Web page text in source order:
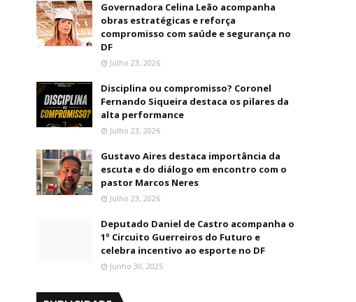
Governadora Celina Leão acompanha
obras estratégicas e reforça
compromisso com saúde e segurança no
DF
Julho 23, 2026
Disciplina ou compromisso? Coronel
Fernando Siqueira destaca os pilares da
alta performance
Julho 23, 2026
Gustavo Aires destaca importância da
escuta e do diálogo em encontro com o
pastor Marcos Neres
Julho 23, 2026
Deputado Daniel de Castro acompanha o
1º Circuito Guerreiros do Futuro e
celebra incentivo ao esporte no DF
Junho 30, 2025